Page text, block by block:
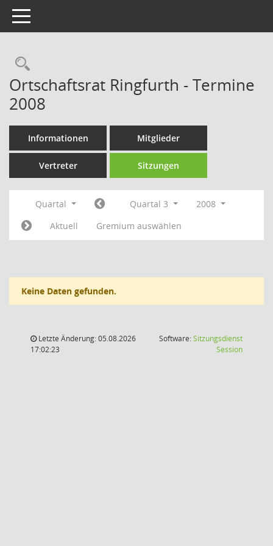
Toggle navigation
Rechercheauswahl
Ortschaftsrat Ringfurth - Termine
2008
Informationen Mitglieder
Vertreter Sitzungen
Quartal Quartal 3
2008
Aktuell
Gremium auswählen
Keine Daten gefunden.
Letzte Änderung: 05.08.2026
17:02:23
Software:Sitzungsdienst
Session(Wird in